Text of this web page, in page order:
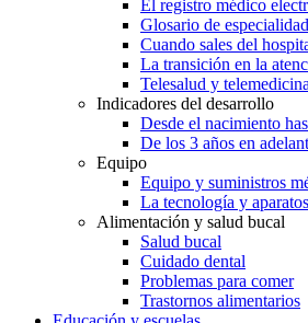
El registro médico
Glosario de
Cuando sales del
La transición en la
Telesalud y telemedicina
Indicadores del desarrollo
Desde el nacimiento
De los 3 años en
Equipo
Equipo y suministros
La tecnología y
Alimentación y salud bucal
Salud bucal
Cuidado dental
Problemas para comer
Trastornos alimentarios